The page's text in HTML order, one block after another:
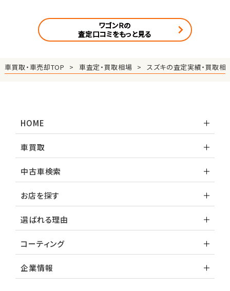
ワゴンＲの
査定口コミをもっと見る
車買取・車売却TOP 車査定・買取相場 スズキの査定実績・買取相
HOME
車買取
中古車検索
お店を探す
選ばれる理由
コーティング
企業情報